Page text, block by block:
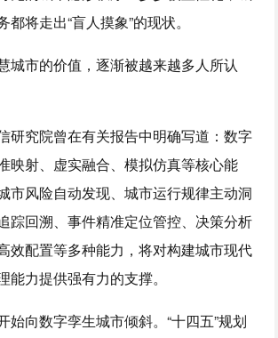
将走出“盲人摸象”的现状。
城市的价值，逐渐被越来越多人所认
研究院曾在有关报告中明确写道：数字
映射、虚实融合、模拟仿真等核心能
市风险自动发现、城市运行规律主动洞
踪回溯、事件精准定位管控、决策分析
效配置等多种能力，将对构建城市现代
能力提供强有力的支撑。
始向数字孪生城市倾斜。“十四五”规划